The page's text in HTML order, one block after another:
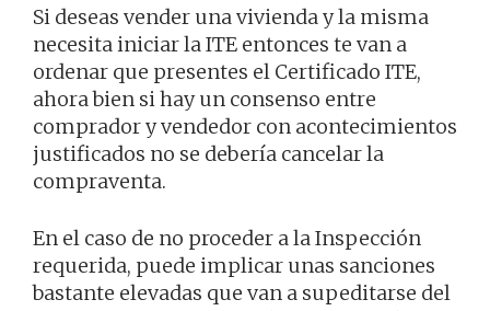
Si deseas vender una vivienda y la misma
necesita iniciar la ITE entonces te van a
ordenar que presentes el Certificado ITE,
ahora bien si hay un consenso entre
comprador y vendedor con acontecimientos
justificados no se debería cancelar la
compraventa.
En el caso de no proceder a la Inspección
requerida, puede implicar unas sanciones
bastante elevadas que van a supeditarse del